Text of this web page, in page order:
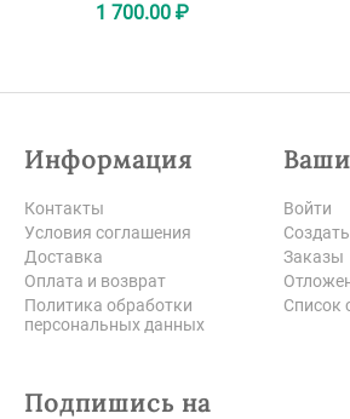
1 700.00 ₽
Информация
Контакты
Условия соглашения
Доставка
Оплата и возврат
Политика обработки
персональных данных
Войти
Заказы
Список
Подпишись на